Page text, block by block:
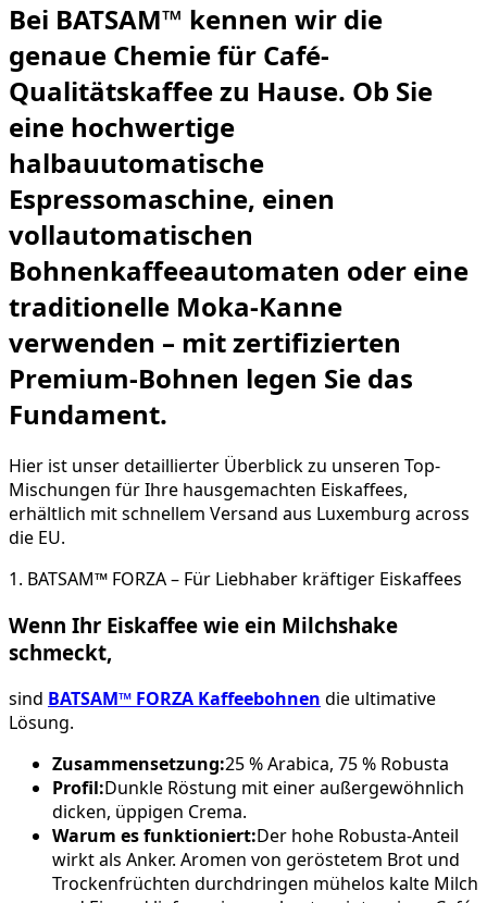
Bei BATSAM™ kennen wir die
genaue Chemie für Café-
Qualitätskaffee zu Hause. Ob Sie
eine hochwertige
halbauutomatische
Espressomaschine, einen
vollautomatischen
Bohnenkaffeeautomaten oder eine
traditionelle Moka-Kanne
verwenden – mit zertifizierten
Premium-Bohnen legen Sie das
Fundament.
Hier ist unser detaillierter Überblick zu unseren Top-
Mischungen für Ihre hausgemachten Eiskaffees,
erhältlich mit schnellem Versand aus Luxemburg across
die EU.
1. BATSAM™ FORZA – Für Liebhaber kräftiger Eiskaffees
Wenn Ihr Eiskaffee wie ein Milchshake
schmeckt,
sind BATSAM™ FORZA Kaffeebohnen die ultimative
Lösung.
Zusammensetzung:25 % Arabica, 75 % Robusta
Profil:Dunkle Röstung mit einer außergewöhnlich
dicken, üppigen Crema.
Warum es funktioniert:Der hohe Robusta-Anteil
wirkt als Anker. Aromen von geröstetem Brot und
Trockenfrüchten durchdringen mühelos kalte Milch